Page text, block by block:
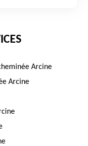
Arcine
Arcine